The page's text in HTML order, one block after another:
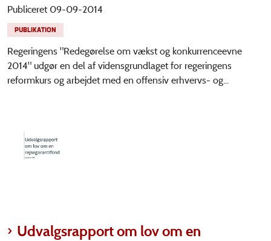
Publiceret 09-09-2014
PUBLIKATION
Regeringens "Redegørelse om vækst og konkurrenceevne
2014" udgør en del af vidensgrundlaget for regeringens
reformkurs og arbejdet med en offensiv erhvervs- og...
Udvalgsrapport om lov om en